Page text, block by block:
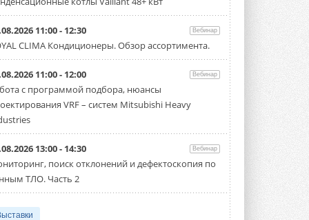
партнёрство за Уралом
Президент Омского землячества в
Москве Михаил Тимошенко посетил
Омск с трёхдневным рабочим визитом ...
31 ИЮЛЯ 2026
Carrier модернизирует
флагманский чиллер AquaEdge
19XR
Чиллер получил новую версию,
Mitsubishi расширяет
направление систем
охлаждения для ЦОД
11:00 - 12:30 Вебинар
CLIMA Кондиционеры. Обзор ассортимента.
11:00 - 12:00 Вебинар
с программой подбора, нюансы
VRF – систем Mitsubishi Heavy
13:00 - 14:30 Вебинар
поиск отклонений и дефектоскопия по
ТЛО. Часть 2